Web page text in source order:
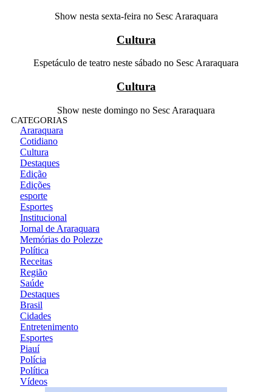
Show nesta sexta-feira no Sesc Araraquara
Cultura
Espetáculo de teatro neste sábado no Sesc Araraquara
Cultura
Show neste domingo no Sesc Araraquara
CATEGORIAS
Araraquara
Cotidiano
Cultura
Destaques
Edição
Edições
esporte
Esportes
Institucional
Jornal de Araraquara
Memórias do Polezze
Política
Receitas
Região
Saúde
Destaques
Brasil
Cidades
Entretenimento
Esportes
Piauí
Polícia
Política
Vídeos